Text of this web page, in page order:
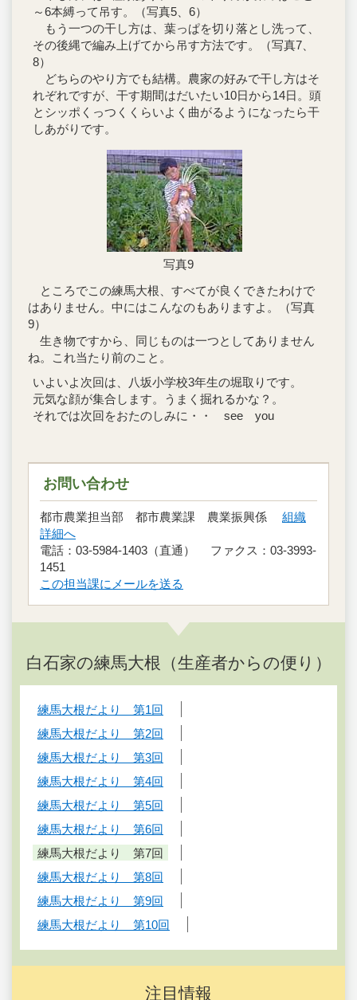
～6本縛って吊す。（写真5、6）
もう一つの干し方は、葉っぱを切り落とし洗って、
その後縄で編み上げてから吊す方法です。（写真7、
8）
どちらのやり方でも結構。農家の好みで干し方はそ
れぞれですが、干す期間はだいたい10日から14日。頭
とシッポくっつくくらいよく曲がるようになったら干
しあがりです。
写真9
ところでこの練馬大根、すべてが良くできたわけで
はありません。中にはこんなのもありますよ。（写真
9）
生き物ですから、同じものは一つとしてありません
ね。これ当たり前のこと。
いよいよ次回は、八坂小学校3年生の堀取りです。
元気な顔が集合します。うまく掘れるかな？。
それでは次回をおたのしみに・・ see you
お問い合わせ
都市農業担当部 都市農業課 農業振興係 組織
詳細へ
電話：03-5984-1403（直通） ファクス：03-3993-
1451
この担当課にメールを送る
白石家の練馬大根（生産者からの便り）
練馬大根だより 第1回
練馬大根だより 第2回
練馬大根だより 第3回
練馬大根だより 第4回
練馬大根だより 第5回
練馬大根だより 第6回
練馬大根だより 第7回
練馬大根だより 第8回
練馬大根だより 第9回
練馬大根だより 第10回
注目情報